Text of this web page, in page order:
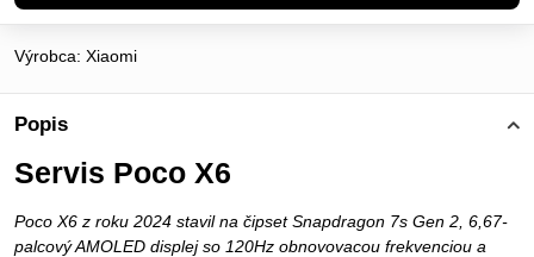
Výrobca: Xiaomi
Popis
Servis Poco X6
Poco X6 z roku 2024 stavil na čipset Snapdragon 7s Gen 2, 6,67-
palcový AMOLED displej so 120Hz obnovovacou frekvenciou a